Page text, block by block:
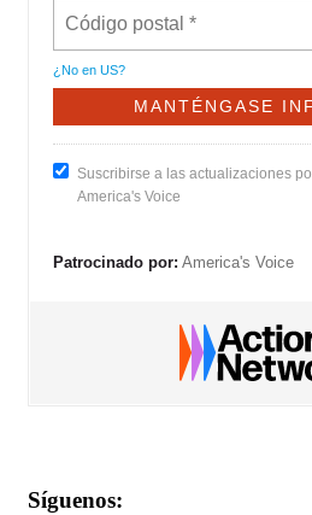
¿No en US?
Suscribirse a las actualizaciones
America's Voice
Patrocinado por: America's Voice
Síguenos: